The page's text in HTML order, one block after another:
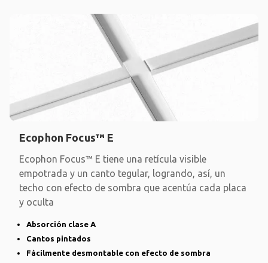
Ecophon Focus™ E
Ecophon Focus™ E tiene una retícula visible
empotrada y un canto tegular, logrando, así, un
techo con efecto de sombra que acentúa cada placa
y oculta
Absorción clase A
Cantos pintados
Fácilmente desmontable con efecto de sombra